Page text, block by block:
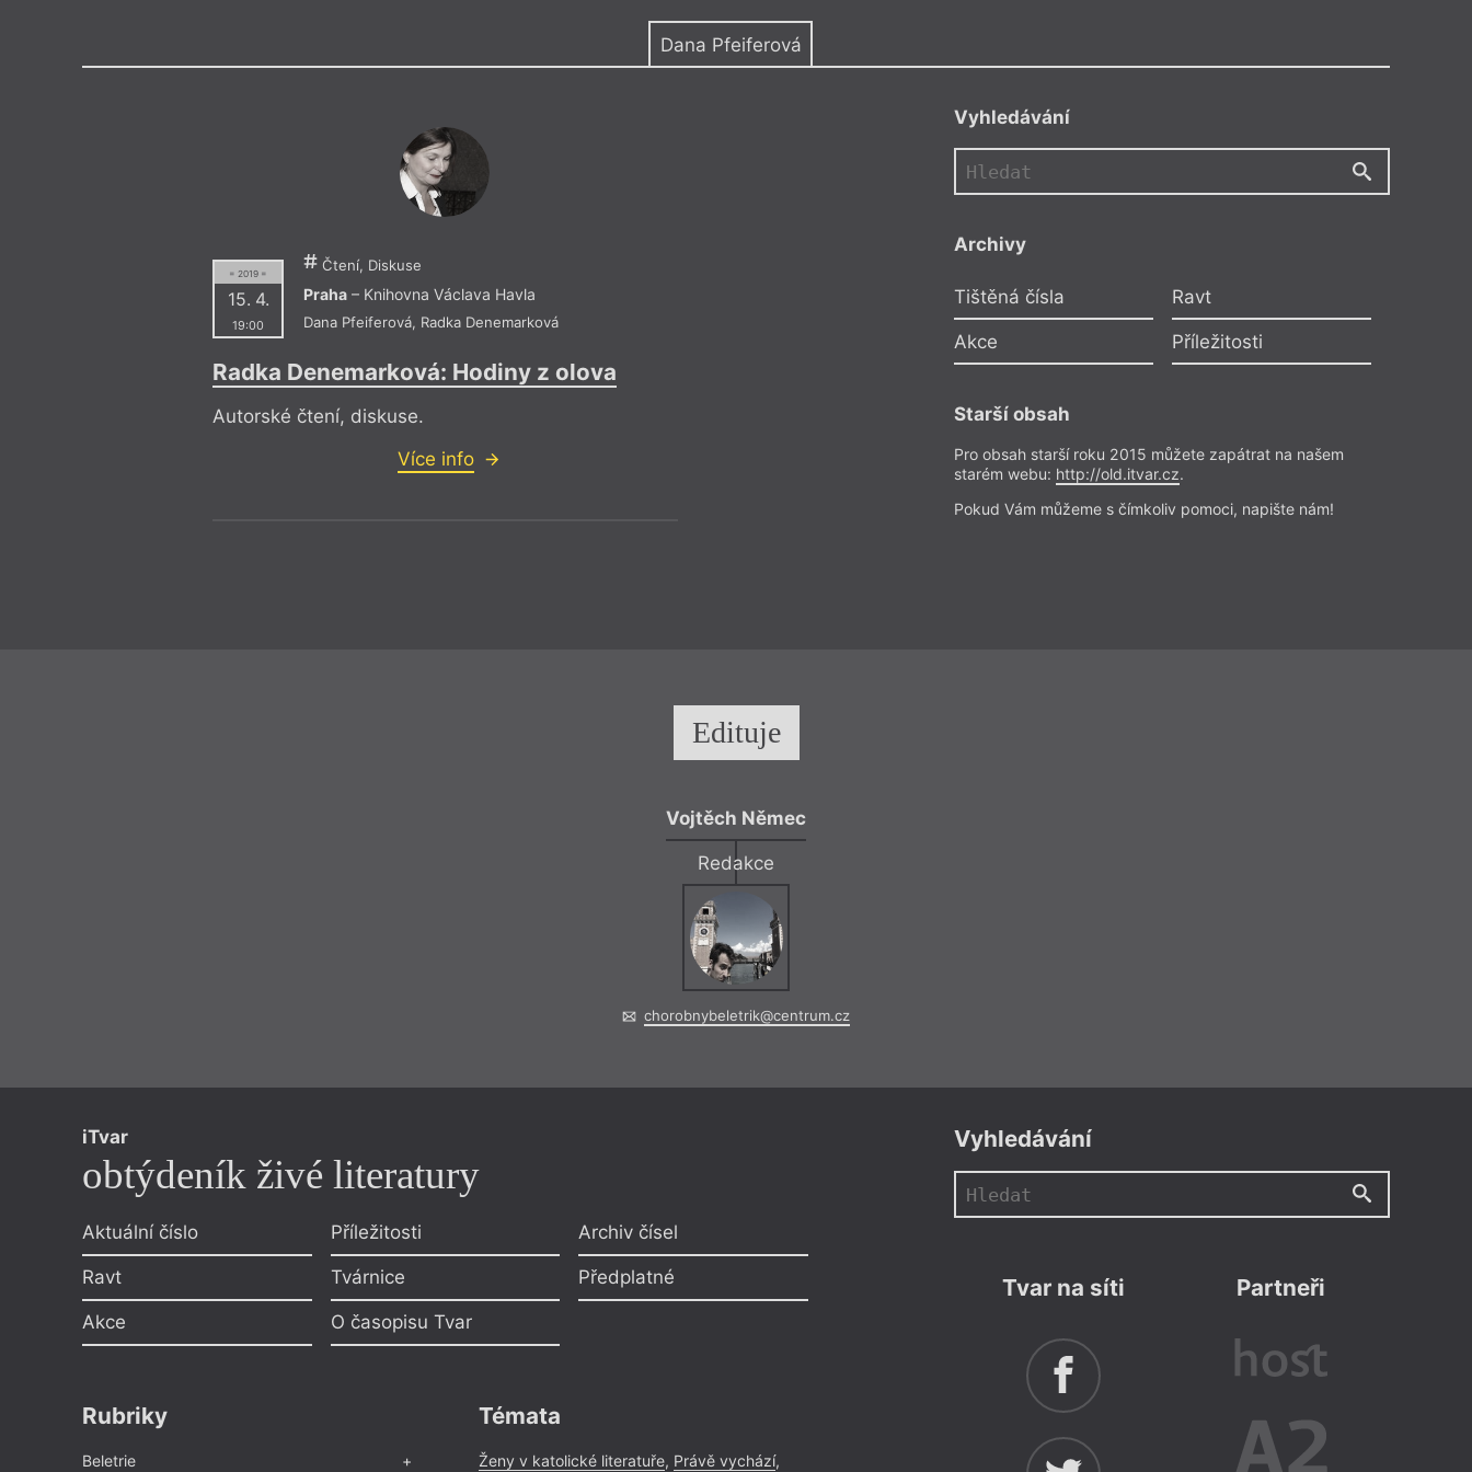
Dana Pfeiferová
= 2019 =
15. 4.
19:00
Čtení, Diskuse
Praha– Knihovna Václava Havla
Dana Pfeiferová, Radka Denemarková
Radka Denemarková: Hodiny z olova
Autorské čtení, diskuse.
Více info
Vyhledávání
Archivy
Tištěná čísla Ravt
Akce Příležitosti
Starší obsah
Pro obsah starší roku 2015 můžete zapátrat na našem
starém webu: http://old.itvar.cz.
Pokud Vám můžeme s čímkoliv pomoci, napište nám!
Edituje
Vojtěch Němec
Redakce
chorobnybeletrik@centrum.cz
iTvar
obtýdeník živé literatury
Aktuální číslo
Ravt
Akce
Příležitosti
Tvárnice
O časopisu Tvar
Archiv čísel
Předplatné
Rubriky
Beletrie
Témata
Ženy v katolické literatuře, Právě vychází,
Vyhledávání
Tvar na síti Partneři